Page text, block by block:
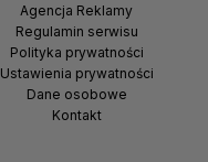
Agencja Reklamy
Regulamin serwisu
Polityka prywatności
Ustawienia prywatności
Dane osobowe
Kontakt